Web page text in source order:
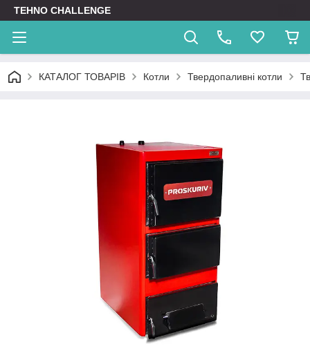
TEHNO CHALLENGE
КАТАЛОГ ТОВАРІВ Котли Твердопаливні котли